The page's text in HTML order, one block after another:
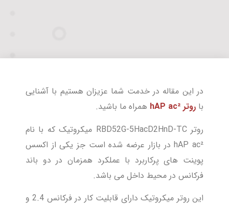
در این مقاله در خدمت شما عزیزان هستیم با آشنایی
با روتر hAP ac²
همراه ما باشید.
روتر RBD52G-5HacD2HnD-TC میکروتیک که با نام
hAP ac² در بازار عرضه شده است جز یکی از اکسس
پوینت های پرکاربرد با عملکرد همزمان در دو باند
فرکانس در محیط داخل می باشد.
این روتر میکروتیک دارای قابلیت کار در فرکانس 2.4 و